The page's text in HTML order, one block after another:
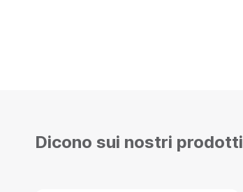
Dicono sui nostri prodotti